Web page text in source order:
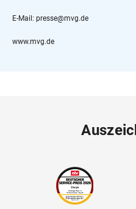
E-Mail: presse@mvg.de
www.mvg.de